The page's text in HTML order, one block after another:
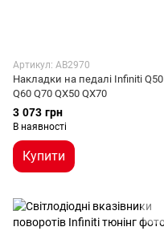
Артикул: AB2970
Накладки на педалі Infiniti Q50
Q60 Q70 QX50 QX70
3 073 грн
В наявності
Купити